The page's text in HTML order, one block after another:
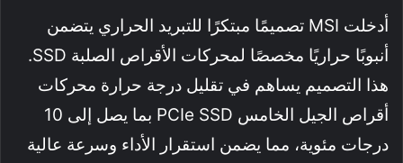
أدخلت MSI تصميمًا مبتكرًا للتبريد الحراري يتضمن
أنبوبًا حراريًا مخصصًا لمحركات الأقراص الصلبة SSD.
هذا التصميم يساهم في تقليل درجة حرارة محركات
أقراص الجيل الخامس PCIe SSD بما يصل إلى 10
درجات مئوية، مما يضمن استقرار الأداء وسرعة عالية